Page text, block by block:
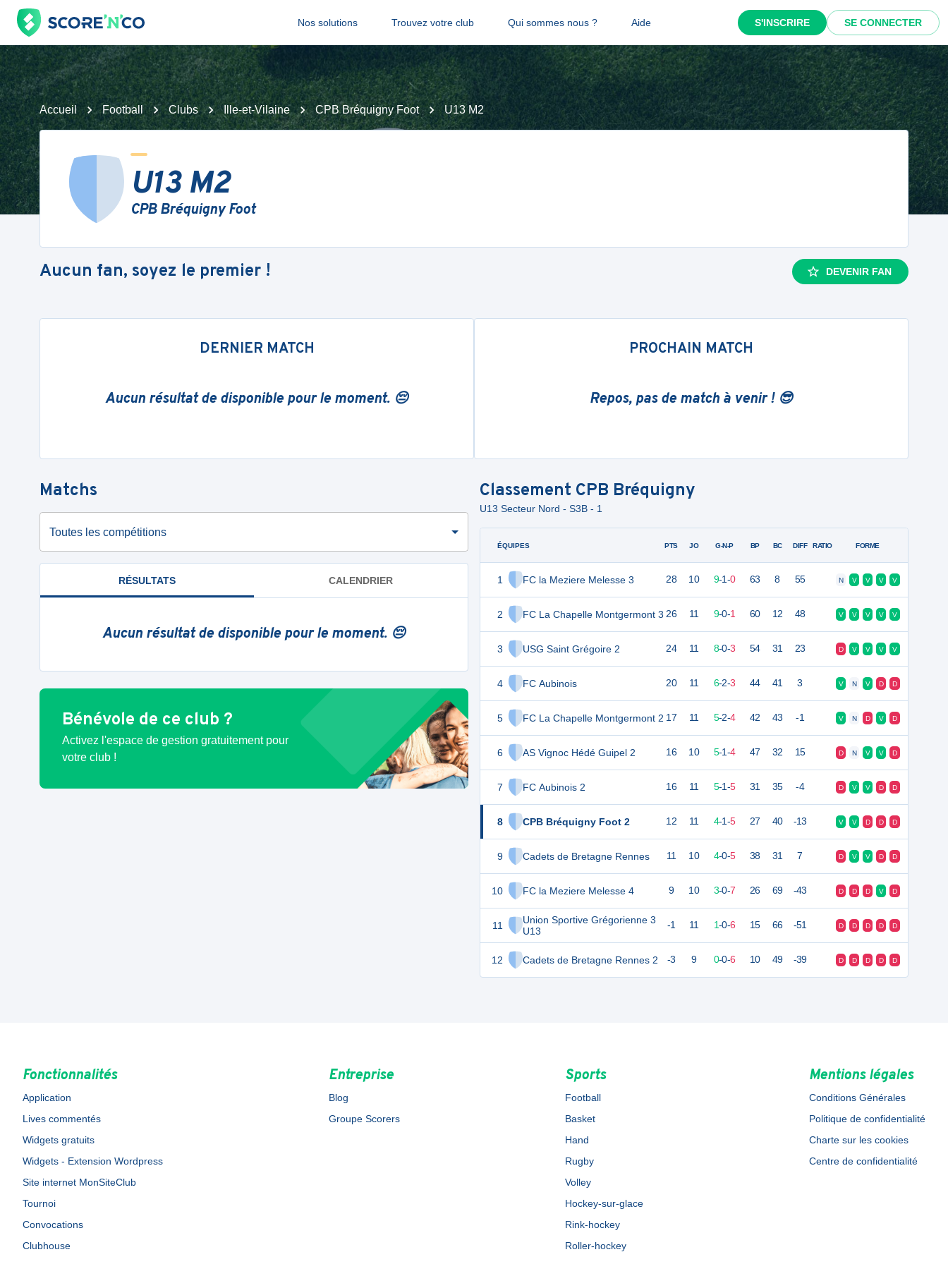
Nos solutions Trouvez votre club Qui sommes nous ? Aide S'INSCRIRE SE CONNECTER
Accueil Football Clubs Ille-et-Vilaine CPB Bréquigny Foot U13 M2
U13 M2
CPB Bréquigny Foot
Aucun fan, soyez le premier ! DEVENIR FAN
DERNIER MATCH
Aucun résultat de disponible pour le moment. 😔
PROCHAIN MATCH
Repos, pas de match à venir ! 😎
Matchs
Toutes les compétitions
RÉSULTATS CALENDRIER
Aucun résultat de disponible pour le moment. 😔
Bénévole de ce club ?
Activez l'espace de gestion gratuitement pour
votre club !
Classement CPB Bréquigny
U13 Secteur Nord - S3B - 1
ÉQUIPES
1 FC la Meziere Melesse 3
2 FC La Chapelle Montgermont 3
3 USG Saint Grégoire 2
4 FC Aubinois
5 FC La Chapelle Montgermont 2
6 AS Vignoc Hédé Guipel 2
7 FC Aubinois 2
8 CPB Bréquigny Foot 2
9 Cadets de Bretagne Rennes
10 FC la Meziere Melesse 4
11
Union Sportive Grégorienne 3
U13
12 Cadets de Bretagne Rennes 2
PTS JO G-N-P BP BC DIFF RATIO FORME
28 10 9-1-0 63 8 55 N V V V V
26 11 9-0-1 60 12 48 V V V V V
24 11 8-0-3 54 31 23 D V V V V
20 11 6-2-3 44 41 3 V N V D D
17 11 5-2-4 42 43 -1 V N D V D
16 10 5-1-4 47 32 15 D N V V D
16 11 5-1-5 31 35 -4 D V V D D
12 11 4-1-5 27 40 -13 V V D D D
11 10 4-0-5 38 31 7 D V V D D
9 10 3-0-7 26 69 -43 D D D V D
-1 11 1-0-6 15 66 -51 D D D D D
-3 9 0-0-6 10 49 -39 D D D D D
Fonctionnalités
Application
Lives commentés
Widgets gratuits
Widgets - Extension Wordpress
Site internet MonSiteClub
Tournoi
Convocations
Clubhouse
Entreprise
Blog
Groupe Scorers
Sports
Football
Basket
Hand
Rugby
Volley
Hockey-sur-glace
Rink-hockey
Roller-hockey
Mentions légales
Conditions Générales
Politique de confidentialité
Charte sur les cookies
Centre de confidentialité